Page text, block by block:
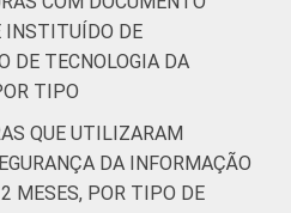
75
54
INSTITUÍDO DE
DE TECNOLOGIA DA
TIPO
QUE UTILIZARAM
DA INFORMAÇÃO
MESES, POR TIPO DE